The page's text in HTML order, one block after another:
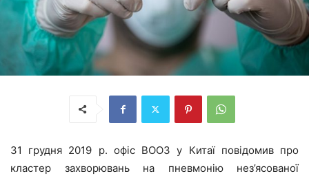
31 грудня 2019 р. офіс ВООЗ у Китаї повідомив про
кластер захворювань на пневмонію нез’ясованої